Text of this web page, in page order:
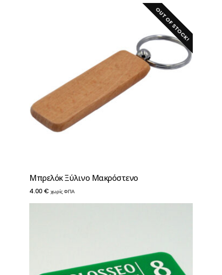
OUT OF STOCK!
Μπρελόκ Ξύλινο Μακρόστενο
4.00 € χωρίς ΦΠΑ